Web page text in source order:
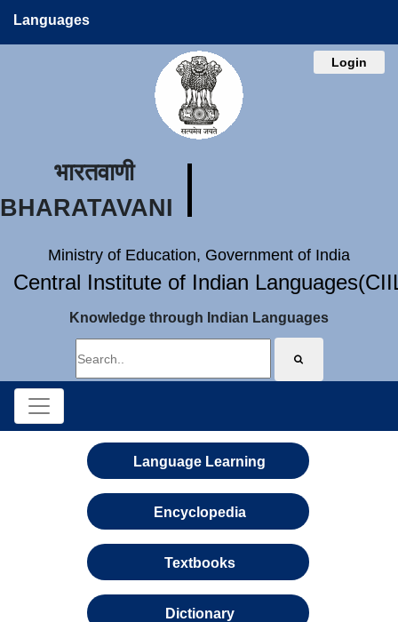
Languages
Login
भारतवाणी
BHARATAVANI
Ministry of Education, Government of India
Central Institute of Indian
Knowledge through Indian Languages
Language Learning
Encyclopedia
Textbooks
Dictionary